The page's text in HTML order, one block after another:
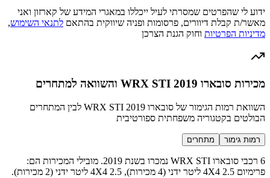
ידוע לי שהפרטים שמסרתי לעיל ייכללו במאגרי המידע של קארזון ואני
מאשר/ת קבלת דיוורים, פרסומות ופניה שיווקית בהתאם לתנאי השימוש,
מדיניות הפרטיות וחוק הגנת הצרכן
מכירות סובארו WRX STI 2019 והשוואה למתחרים
השוואת רמות הגימור של סובארו WRX STI 2019 לבין המתחרים
הבולטים בקטגוריה משפחתית ספורטיבית
רמות גימור מתחרים
6 רכבי סובארו WRX STI נמכרו בשנת 2019. מובילי המכירות הם:
פרימיום 4X4 2.5 ליטר ידני (4 מכירות), 4X4 2.5 ליטר ידני (2 מכירות).